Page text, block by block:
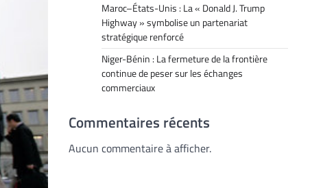
Maroc–États-Unis : La « Donald J. Trump
Highway » symbolise un partenariat
stratégique renforcé
Niger-Bénin : La fermeture de la frontière
continue de peser sur les échanges
commerciaux
Commentaires récents
Aucun commentaire à afficher.